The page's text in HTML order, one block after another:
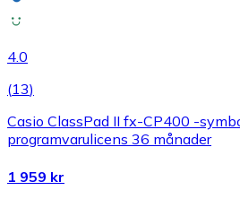
4.0
(13)
Casio ClassPad II fx-CP400 -
programvarulicens 36 månader
1 959 kr